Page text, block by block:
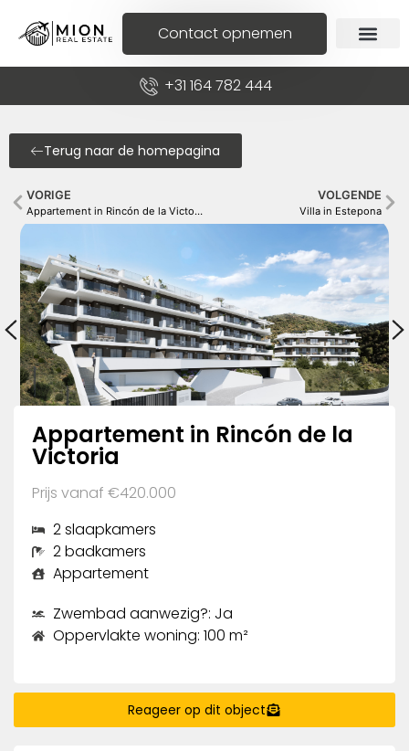
Contact opnemen
+31 164 782 444
Terug naar de homepagina
VORIGE
Appartement in Rincón de la Victoria
VOLGENDE
Villa in Estepona
Appartement in Rincón de la
Victoria
Prijs vanaf €420.000
2 slaapkamers
2 badkamers
Appartement
Zwembad aanwezig?: Ja
Oppervlakte woning: 100 m²
Reageer op dit object